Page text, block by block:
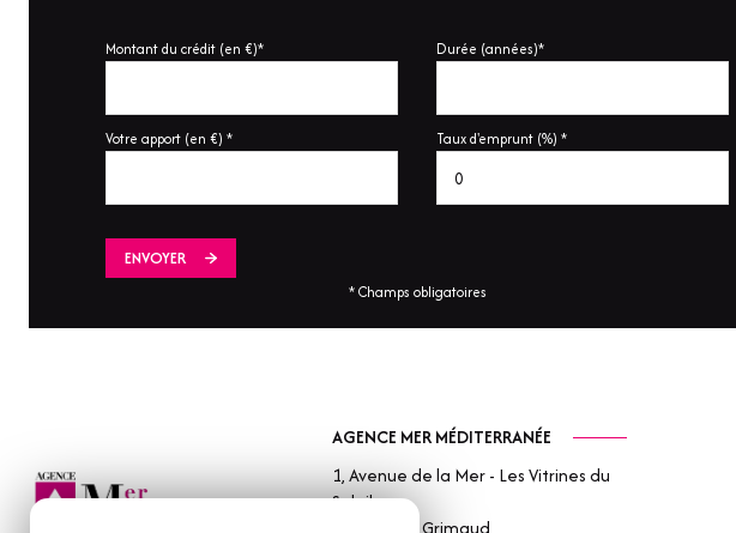
Montant du crédit (en €)* Durée (années)*
Votre apport (en €) * Taux d'emprunt (%) *
ENVOYER
* Champs obligatoires
AGENCE MER MÉDITERRANÉE
1, Avenue de la Mer - Les Vitrines du
Soleil
Port Grimaud